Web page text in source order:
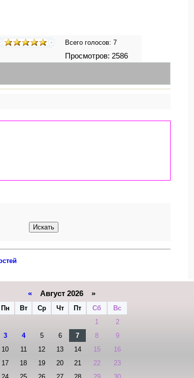
Всего голосов: 7
Просмотров: 2586
«Август 2026 »
Пн Вт Ср Чт Пт Сб
Вс
1
2
3
4 5 6 7 8
9
10
11 12 13 14 15
16
17
18 19 20 21 22
23